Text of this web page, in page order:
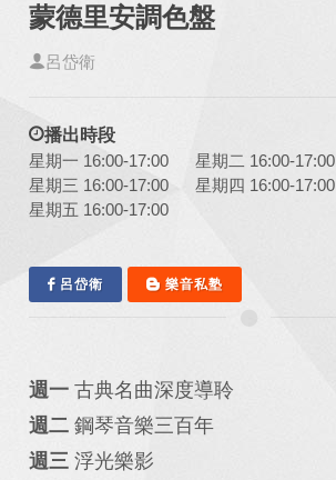
蒙德里安調色盤
呂岱衛
播出時段
星期一 16:00-17:00
星期二 16:00-17:00
星期三 16:00-17:00
星期四 16:00-17:00
星期五 16:00-17:00
呂岱衛 樂音私塾
週一 古典名曲深度導聆
週二 鋼琴音樂三百年
週三 浮光樂影